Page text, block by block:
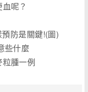
呢？
防是關鍵!(圖)
些什麼
腫一例